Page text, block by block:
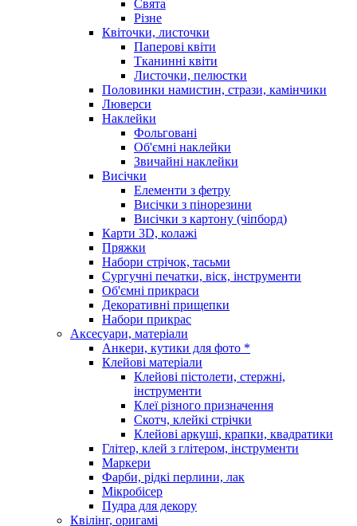
Свята
Різне
Квіточки, листочки
Паперові квіти
Тканинні квіти
Листочки, пелюстки
Половинки намистин, стрази, камінчики
Люверси
Наклейки
Фольговані
Об'ємні наклейки
Звичайні наклейки
Висічки
Елементи з фетру
Висічки з пінорезини
Висічки з картону (чіпборд)
Карти 3D, колажі
Пряжки
Набори стрічок, тасьми
Сургучні печатки, віск, інструменти
Об'ємні прикраси
Декоративні прищепки
Набори прикрас
Аксесуари, матеріали
Анкери, кутики для фото *
Клейові матеріали
Клейові пістолети, стержні,
інструменти
Клеї різного призначення
Скотч, клейкі стрічки
Клейові аркуші, крапки, квадратики
Глітер, клей з глітером, інструменти
Маркери
Фарби, рідкі перлини, лак
Мікробісер
Пудра для декору
Квілінг, оригамі